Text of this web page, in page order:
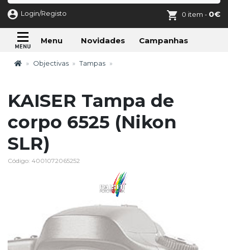
Login/Registo 0 item - 0€
Menu Novidades Campanhas
Objectivas Tampas
KAISER Tampa de
corpo 6525 (Nikon
SLR)
Código: 4001072065252